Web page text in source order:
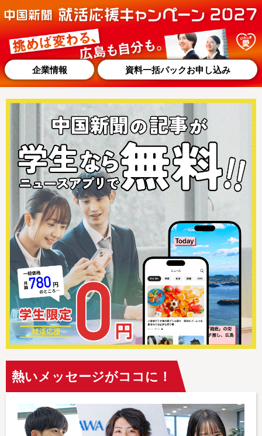
企業情報 資料一括パックお申し込み
熱いメッセージがココに！